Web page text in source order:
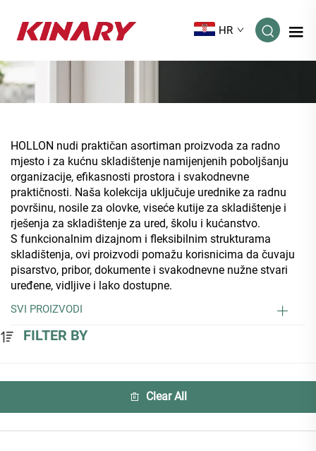
HR
HOLLON nudi praktičan asortiman proizvoda za radno
mjesto i za kućnu skladištenje namijenjenih poboljšanju
organizacije, efikasnosti prostora i svakodnevne
praktičnosti. Naša kolekcija uključuje urednike za radnu
površinu, nosile za olovke, viseće kutije za skladištenje i
rješenja za skladištenje za ured, školu i kućanstvo.
S funkcionalnim dizajnom i fleksibilnim strukturama
skladištenja, ovi proizvodi pomažu korisnicima da čuvaju
pisarstvo, pribor, dokumente i svakodnevne nužne stvari
uređene, vidljive i lako dostupne.
SVI PROIZVODI
FILTER BY
Clear All